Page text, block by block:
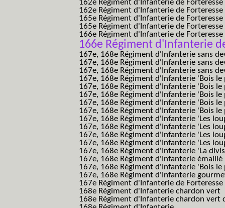
162e Régiment d'Infanterie de Forteresse
162e Régiment d'Infanterie de
165e Régiment d'Infanterie de Forteresse
165e Régiment d'Infanterie de Forteresse
166e Régiment d'Infanterie de Forteresse
166e Régiment d'Infanterie
167e, 168e Régiment d'Infanterie sans
167e, 168e Régiment d'Infanterie sans
167e, 168e Régiment d'Infanterie sans
167e, 168e Régiment d'Infanterie 'Bois
167e, 168e Régiment d'Infanterie 'Bois
167e, 168e Régiment d'Infanterie 'Bois
167e, 168e Régiment d'Infanterie 'Bois
167e, 168e Régiment d'Infanterie 'Bois
167e, 168e Régiment d'Infanterie 'Les
167e, 168e Régiment d'Infanterie 'Les
167e, 168e Régiment d'Infanterie 'Les
167e, 168e Régiment d'Infanterie 'Les
167e, 168e Régiment d'Infanterie 'La
167e, 168e Régiment d'Infanterie émaillé
167e, 168e Régiment d'Infanterie 'Bois
167e, 168e Régiment d'Infanterie
167e Régiment d'Infanterie de
168e Régiment d'Infanterie chardon vert
168e Régiment d'Infanterie chardon vert